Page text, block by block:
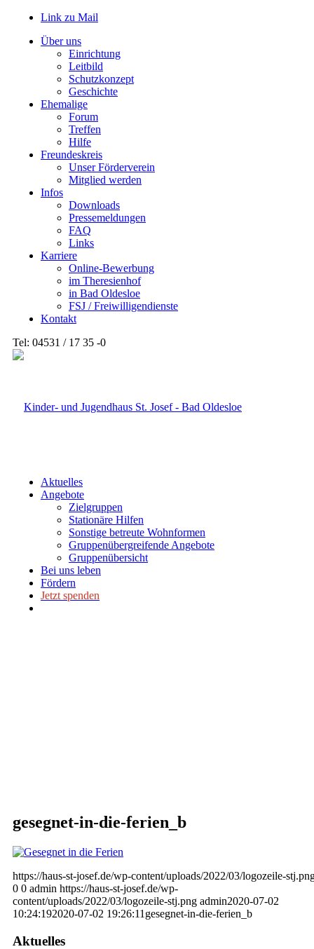
Link zu Mail
Über uns
Einrichtung
Leitbild
Schutzkonzept
Geschichte
Ehemalige
Forum
Treffen
Hilfe
Freundeskreis
Unser Förderverein
Mitglied werden
Infos
Downloads
Pressemeldungen
FAQ
Links
Karriere
Online-Bewerbung
im Theresienhof
in Bad Oldesloe
FSJ / Freiwilligendienste
Kontakt
Tel: 04531 / 17 35 -0
Aktuelles
Angebote
Zielgruppen
Stationäre Hilfen
Sonstige betreute Wohnformen
Gruppenübergreifende Angebote
Gruppenübersicht
Bei uns leben
Fördern
Jetzt spenden
gesegnet-in-die-ferien_b
https://haus-st-josef.de/wp-content/uploads/2022/03/logozeile-
0 0 admin https://haus-st-josef.de/wp-
content/uploads/2022/03/logozeile-stj.png admin2020-07-02
10:24:192020-07-02 19:26:11 gesegnet-in-die-ferien_b
Aktuelles